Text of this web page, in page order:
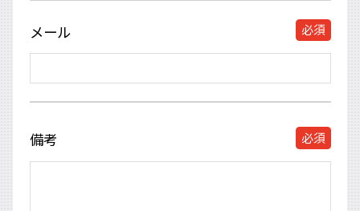
メール 必須
備考 必須